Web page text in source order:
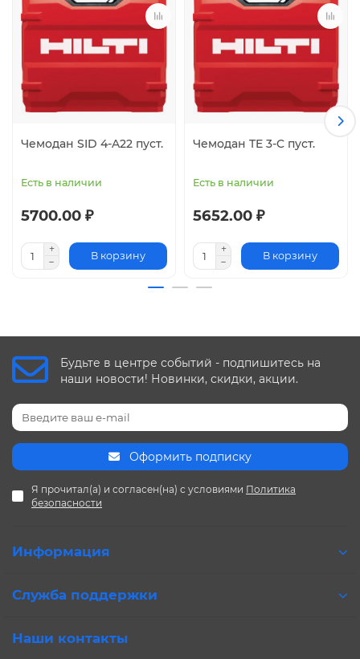
Чемодан SID 4-A22 пуст.
Есть в наличии
5700.00 ₽
В корзину
Чемодан TE 3-C пуст.
Есть в наличии
5652.00 ₽
В корзину
Будьте в центре событий - подпишитесь на
наши новости! Новинки, скидки, акции.
Оформить подписку
Я прочитал(а) и согласен(на) с условиями Политика
безопасности
Информация
Служба поддержки
Наши контакты